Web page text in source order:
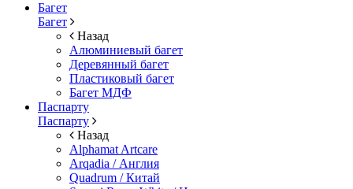
Багет
Багет
Назад
Алюминиевый багет
Деревянный багет
Пластиковый багет
Багет МДФ
Паспарту
Паспарту
Назад
Alphamat Artcare
Arqadia / Англия
Quadrum / Китай